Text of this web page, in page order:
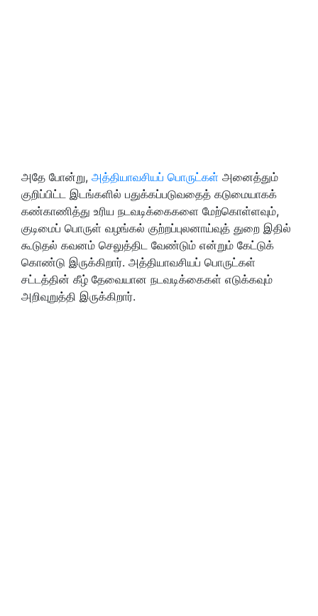
அதே போன்று, அத்தியாவசியப் பொருட்கள் அனைத்தும்
குறிப்பிட்ட இடங்களில் பதுக்கப்படுவதைத் கடுமையாகக்
கண்காணித்து உரிய நடவடிக்கைகளை மேற்கொள்ளவும்,
குடிமைப் பொருள் வழங்கல் குற்றப்புலனாய்வுத் துறை இதில்
கூடுதல் கவனம் செலுத்திட வேண்டும் என்றும் கேட்டுக்
கொண்டு இருக்கிறார். அத்தியாவசியப் பொருட்கள்
சட்டத்தின் கீழ் தேவையான நடவடிக்கைகள் எடுக்கவும்
அறிவுறுத்தி இருக்கிறார்.